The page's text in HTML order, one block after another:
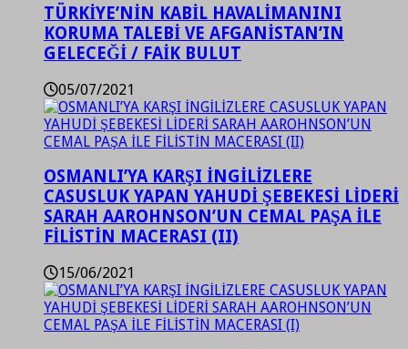
TÜRKİYE’NİN KABİL HAVALİMANINI
KORUMA TALEBİ VE AFGANİSTAN’IN
GELECEĞİ / FAİK BULUT
05/07/2021
OSMANLI’YA KARŞI İNGİLİZLERE
CASUSLUK YAPAN YAHUDİ ŞEBEKESİ LİDERİ
SARAH AAROHNSON’UN CEMAL PAŞA İLE
FİLİSTİN MACERASI (II)
15/06/2021